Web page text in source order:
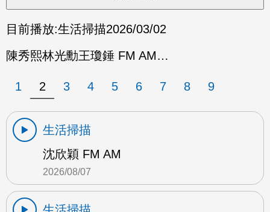
目前播放:生活掃描2026/03/02
陳秀熙林光勳王瓊錘 FM AM…
1 2 3 4 5 6 7 8 9
生活掃描
沈欣穎 FM AM
2026/08/07